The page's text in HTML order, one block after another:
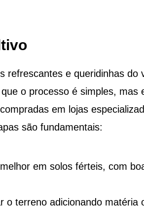
refrescantes e queridinhas do
o processo é simples, mas
em lojas
são fundamentais:
em solos férteis, com
o terreno adicionando matéria